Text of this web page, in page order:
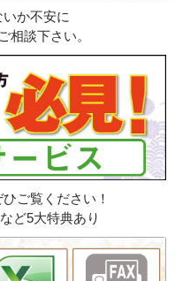
か不安に
相談下さい。
ご覧ください！
ど5大特典あり